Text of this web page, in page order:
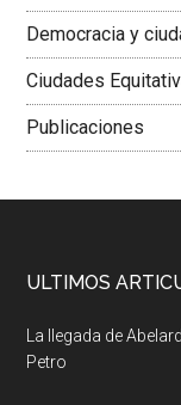
Democracia y
Ciudades
Publicaciones
ULTIMOS
La llegada de
Petro